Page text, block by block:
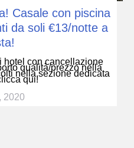
Casale con piscina
da soli €13/notte a
hotel con cancellazione
qualità/prezzo nella
nella sezione dedicata
qui!
2020